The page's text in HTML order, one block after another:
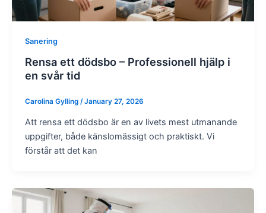
Sanering
Rensa ett dödsbo – Professionell hjälp i
en svår tid
Carolina Gylling /January 27, 2026
Att rensa ett dödsbo är en av livets mest utmanande
uppgifter, både känslomässigt och praktiskt. Vi
förstår att det kan